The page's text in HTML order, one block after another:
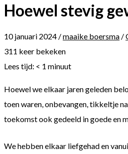
Hoewel stevig
10 januari 2024 /maaike boersma /
311 keer bekeken
Lees tijd: < 1 minuut
Hoewel we elkaar jaren geleden
toen waren, onbevangen, tikkeltje
toekomst ook gedeeld in goede en
We hebben elkaar liefgehad en